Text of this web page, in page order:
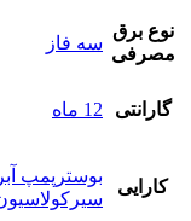
نوع برق
مصرفی
سه فاز
گارانتی 12 ماه
کارایی
بوسترپمپ